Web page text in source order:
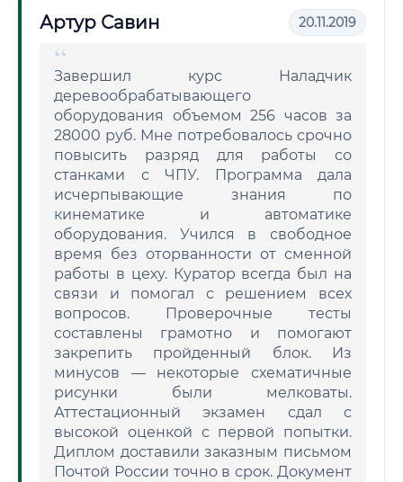
Артур Савин 20.11.2019
Завершил курс Наладчик
деревообрабатывающего
оборудования объемом 256 часов за
28000 руб. Мне потребовалось срочно
повысить разряд для работы со
станками с ЧПУ. Программа дала
исчерпывающие знания по
кинематике и автоматике
оборудования. Учился в свободное
время без оторванности от сменной
работы в цеху. Куратор всегда был на
связи и помогал с решением всех
вопросов. Проверочные тесты
составлены грамотно и помогают
закрепить пройденный блок. Из
минусов — некоторые схематичные
рисунки были мелковаты.
Аттестационный экзамен сдал с
высокой оценкой с первой попытки.
Диплом доставили заказным письмом
Почтой России точно в срок. Документ